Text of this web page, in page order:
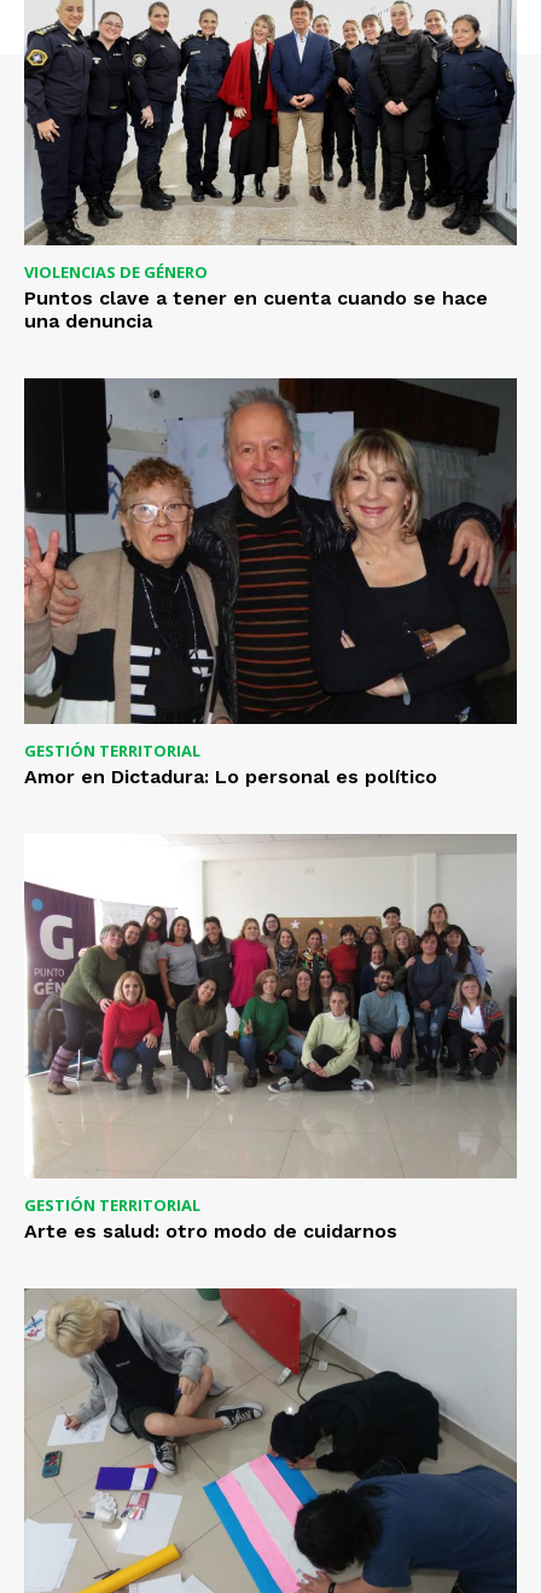
VIOLENCIAS DE GÉNERO
Puntos clave a tener en cuenta cuando se hace
una denuncia
GESTIÓN TERRITORIAL
Amor en Dictadura: Lo personal es político
GESTIÓN TERRITORIAL
Arte es salud: otro modo de cuidarnos